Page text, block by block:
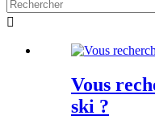

Vous
ski ?